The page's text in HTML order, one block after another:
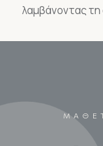
λαμβάνοντας τη